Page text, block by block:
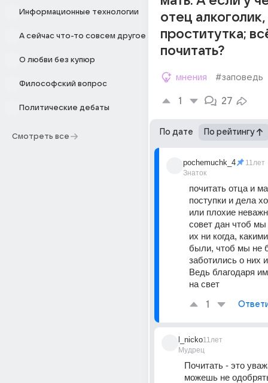
Информационные технологии
А сейчас что-то совсем другое
О любви без купюр
Философский вопрос
Политические дебаты
Смотреть все
отец алкоголик,
проститутка;
почитать?
мнения #заповедь
1 27
По дате По рейтингу
pochemuchk_4
Знаток
11лет
почитать отца и
поступки и дела
или плохие
совет дан чтоб
их ни когда,
были, чтоб мы не
заботились о них
Ведь благодаря
на свет
1
l_nicko
Мудрец
11лет
Почитать - это
можешь не